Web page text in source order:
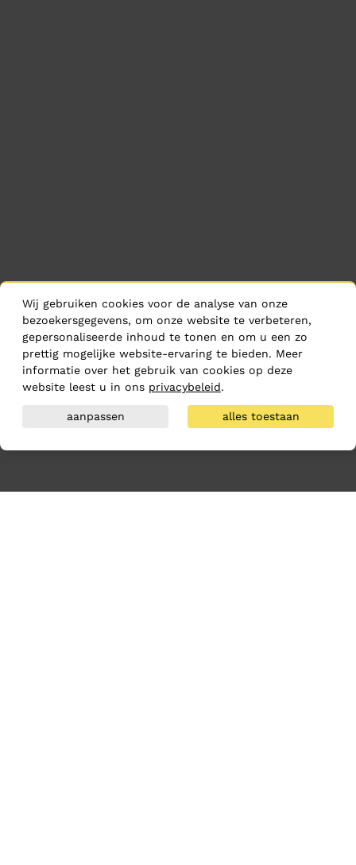
Wij gebruiken cookies voor de analyse van onze
bezoekersgegevens, om onze website te verbeteren,
gepersonaliseerde inhoud te tonen en om u een zo
prettig mogelijke website-ervaring te bieden. Meer
informatie over het gebruik van cookies op deze
website leest u in ons privacybeleid.
aanpassen alles toestaan